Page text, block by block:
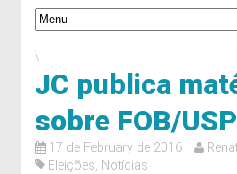
\
JC publica
sobre FOB/USP
17 de February de 2016
Eleições, Notícias